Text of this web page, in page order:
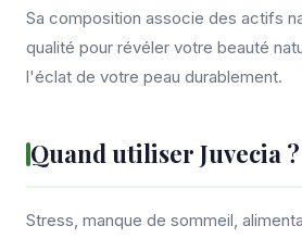
Sa composition associe des actifs
qualité pour révéler votre beauté
l'éclat de votre peau durablement.
Quand utiliser Juvecia ?
Stress, manque de sommeil,